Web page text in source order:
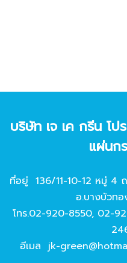
บริษัท เจ เค กรีน โ
แผ่นก
ที่อยู่ 136/11-10-12 หมู่ 4
อ.บางบัวทอ
โทร.02-920-8550, 02-
อีเมล jk-